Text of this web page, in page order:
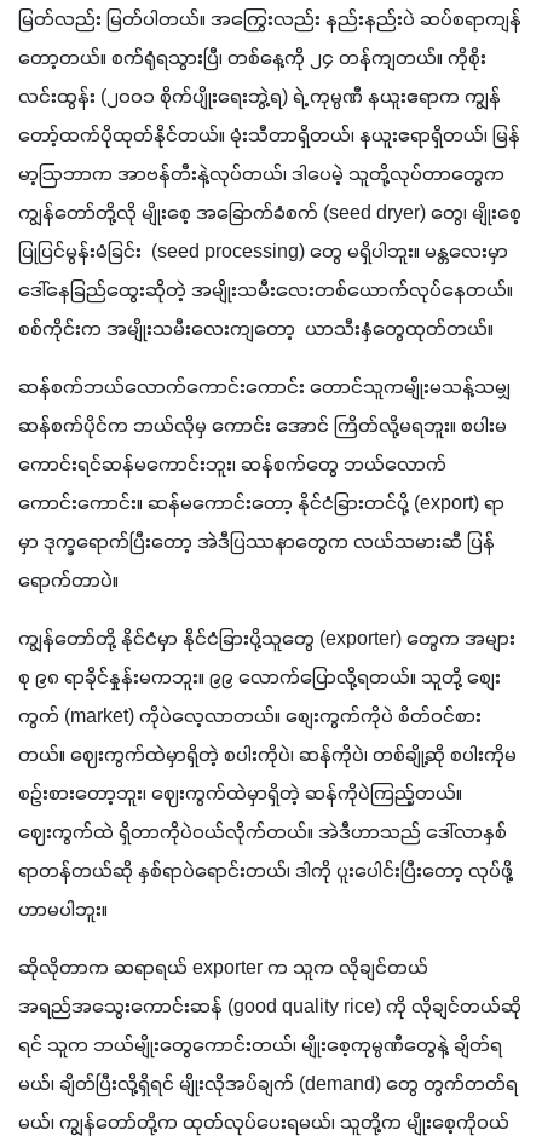
မြတ်လည်း မြတ်ပါတယ်။ အကြွေးလည်း နည်းနည်းပဲ ဆပ်စရာကျန်
တော့တယ်။ စက်ရုံရသွားပြီ၊ တစ်နေ့ကို ၂၄ တန်ကျတယ်။ ကိုစိုး
လင်းထွန်း (၂၀၀၁ စိုက်ပျိုးရေးဘွဲ့ရ) ရဲ့ ကုမ္ပဏီ နယူးဧရာက ကျွန်
တော့်ထက်ပိုထုတ်နိုင်တယ်။ မုံးသီတာရှိတယ်၊ နယူးဧရာရှိတယ်၊ မြန်
မာ့ဩဘာက အာဗန်တီးနဲ့လုပ်တယ်၊ ဒါပေမဲ့ သူတို့လုပ်တာတွေက
ကျွန်တော်တို့လို မျိုးစေ့ အခြောက်ခံစက် (seed dryer) တွေ၊ မျိုးစေ့
ပြုပြင်မွန်းမံခြင်း  (seed processing) တွေ မရှိပါဘူး။ မန္တလေးမှာ
ဒေါ်နေခြည်ထွေးဆိုတဲ့ အမျိုးသမီးလေးတစ်ယောက်လုပ်နေတယ်။
စစ်ကိုင်းက အမျိုးသမီးလေးကျတော့  ယာသီးနှံတွေထုတ်တယ်။
ဆန်စက်ဘယ်လောက်ကောင်းကောင်း တောင်သူကမျိုးမသန့်သမျှ
ဆန်စက်ပိုင်က ဘယ်လိုမှ ကောင်း အောင် ကြိတ်လို့မရဘူး။ စပါးမ
ကောင်းရင်ဆန်မကောင်းဘူး၊ ဆန်စက်တွေ ဘယ်လောက်
ကောင်းကောင်း။ ဆန်မကောင်းတော့ နိုင်ငံခြားတင်ပို့ (export) ရာ
မှာ ဒုက္ခရောက်ပြီးတော့ အဲဒီပြဿနာတွေက လယ်သမားဆီ ပြန်
ရောက်တာပဲ။
ကျွန်တော်တို့ နိုင်ငံမှာ နိုင်ငံခြားပို့သူတွေ (exporter) တွေက အများ
စု ၉၈ ရာခိုင်နှုန်းမကဘူး။ ၉၉ လောက်ပြောလို့ရတယ်။ သူတို့ စျေး
ကွက် (market) ကိုပဲလေ့လာတယ်။ စျေးကွက်ကိုပဲ စိတ်ဝင်စား
တယ်။ ဈေးကွက်ထဲမှာရှိတဲ့ စပါးကိုပဲ၊ ဆန်ကိုပဲ၊ တစ်ချို့ဆို စပါးကိုမ
စဉ်းစားတော့ဘူး၊ ဈေးကွက်ထဲမှာရှိတဲ့ ဆန်ကိုပဲကြည့်တယ်။
ဈေးကွက်ထဲ ရှိတာကိုပဲဝယ်လိုက်တယ်။ အဲဒီဟာသည် ဒေါ်လာနှစ်
ရာတန်တယ်ဆို နှစ်ရာပဲရောင်းတယ်၊ ဒါကို ပူးပေါင်းပြီးတော့ လုပ်ဖို့
ဟာမပါဘူး။
ဆိုလိုတာက ဆရာရယ် exporter က သူက လိုချင်တယ်
အရည်အသွေးကောင်းဆန် (good quality rice) ကို လိုချင်တယ်ဆို
ရင် သူက ဘယ်မျိုးတွေကောင်းတယ်၊ မျိုးစေ့ကုမ္ပဏီတွေနဲ့ ချိတ်ရ
မယ်၊ ချိတ်ပြီးလို့ရှိရင် မျိုးလိုအပ်ချက် (demand) တွေ တွက်တတ်ရ
မယ်၊ ကျွန်တော်တို့က ထုတ်လုပ်ပေးရမယ်၊ သူတို့က မျိုးစေ့ကိုဝယ်